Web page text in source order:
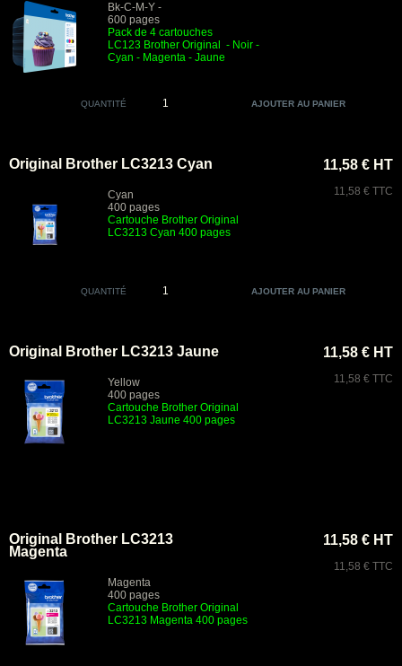
Bk-C-M-Y -
600 pages
Pack de 4 cartouches
LC123 Brother Original - Noir -
Cyan - Magenta - Jaune
QUANTITÉ
Original Brother LC3213 Cyan
Cyan
400 pages
Cartouche Brother Original
LC3213 Cyan 400 pages
11,58 € HT
11,58 € TTC
QUANTITÉ
Original Brother LC3213 Jaune
Yellow
400 pages
Cartouche Brother Original
LC3213 Jaune 400 pages
11,58 € HT
11,58 € TTC
Original Brother LC3213
Magenta
Magenta
400 pages
Cartouche Brother Original
LC3213 Magenta 400 pages
11,58 € HT
11,58 € TTC